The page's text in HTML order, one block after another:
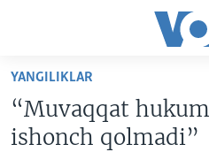
Boshiga
qayting
Qidiruvga
o'ting
AMERIKA
YANGILIKLAR
“Muvaqqat
ishonch qolmadi”